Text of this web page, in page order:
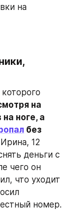
на
на
на ноге, а
без
12
деньги с
чего он
что уходит
номер.